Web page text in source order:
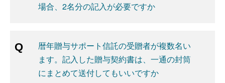
場合、2名分の記入が必要ですか
暦年贈与サポート信託の受贈者が複数名い
ます。記入した贈与契約書は、一通の封筒
にまとめて送付してもいいですか